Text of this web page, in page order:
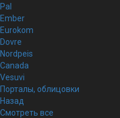
Pal
Ember
Eurokom
Dovre
Nordpeis
Canada
Vesuvi
Порталы, облицовки
Назад
Смотреть все